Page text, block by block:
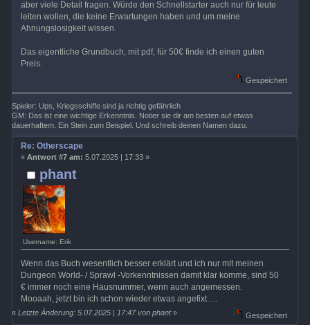
aber viele Detail fragen. Würde den Schnellstarter auch nur für leute
leiten wollen, die keine Erwartungen haben und um meine
Ahnungslosigkeit wissen.
Das eigentliche Grundbuch, mit pdf, für 50€ finde ich einen guten
Preis.
Gespeichert
Spieler: Ups, Kriegsschiffe sind ja richtig gefährlich
GM: Das ist eine wichtige Erkenntnis. Notier sie dir am besten auf etwas
dauerhaftem. Ein Stein zum Beispiel. Und schreib deinen Namen dazu.
phant
Username: Erik
Re: Otherscape
« Antwort #7 am: 5.07.2025 | 17:33 »
Wenn das Buch wesentlich besser erklärt und ich nur mit meinen
Dungeon World- / Sprawl -Vorkenntnissen damit klar komme, sind 50
€ immer noch eine Hausnummer, wenn auch angemessen.
Mooaah, jetzt bin ich schon wieder etwas angefixt.....
«Letzte Änderung: 5.07.2025 | 17:47 von phant» Gespeichert